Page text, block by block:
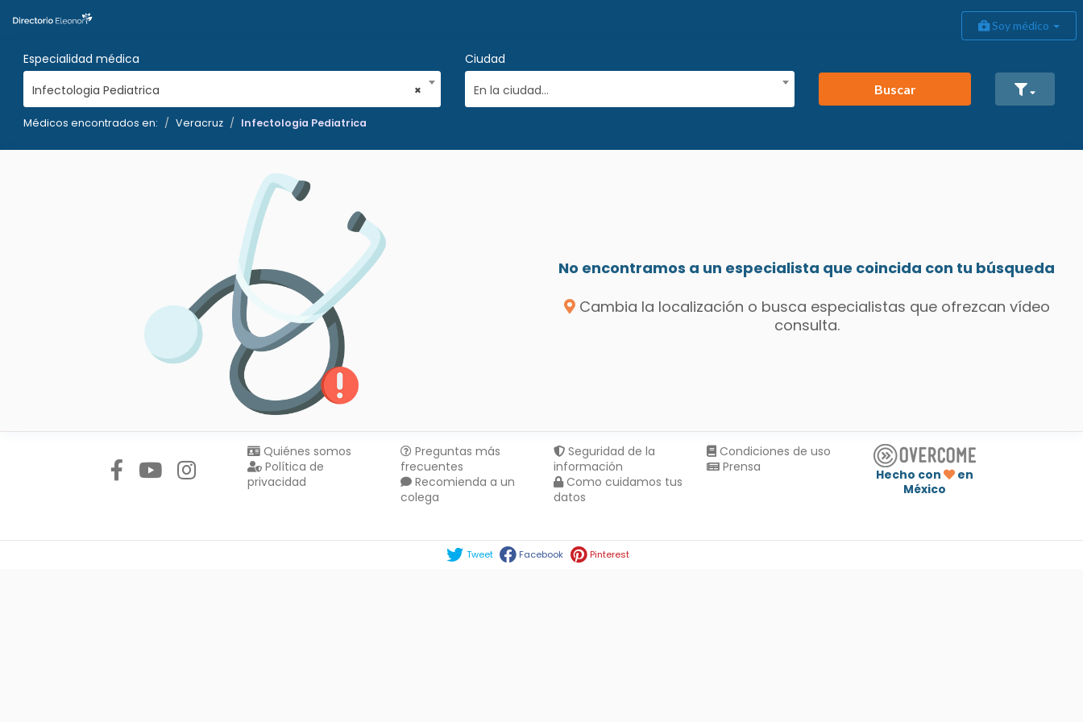
Soy médico
Especialidad médica
×
Infectologia Pediatrica
Ciudad
En la ciudad...
Buscar
Médicos encontrados en: Veracruz Infectologia Pediatrica
No encontramos a un especialista que coincida con tu búsqueda
Cambia la localización o busca especialistas que ofrezcan vídeo
consulta.
Quiénes somos
Política de
privacidad
Preguntas más
frecuentes
Recomienda a un
colega
Seguridad de la
información
Como cuidamos tus
datos
Condiciones de uso
Prensa
Hecho con
en
México
Tweet Facebook Pinterest